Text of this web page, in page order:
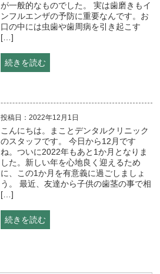
が一般的なものでした。 実は歯磨きもイ
ンフルエンザの予防に重要なんです。お
口の中には虫歯や歯周病を引き起こす
[…]
続きを読む
投稿日：2022年12月1日
こんにちは。まことデンタルクリニック
のスタッフです。 今日から12月です
ね。ついに2022年もあと1か月となりま
した。新しい年を心地良く迎えるため
に、この1か月を有意義に過ごしましょ
う。 最近、友達から子供の歯茎の事で相
[…]
続きを読む